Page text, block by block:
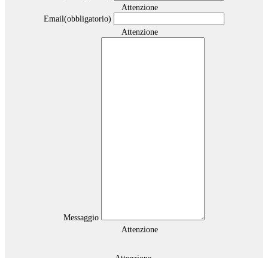
Attenzione
Email(obbligatorio)
Attenzione
Messaggio
Attenzione